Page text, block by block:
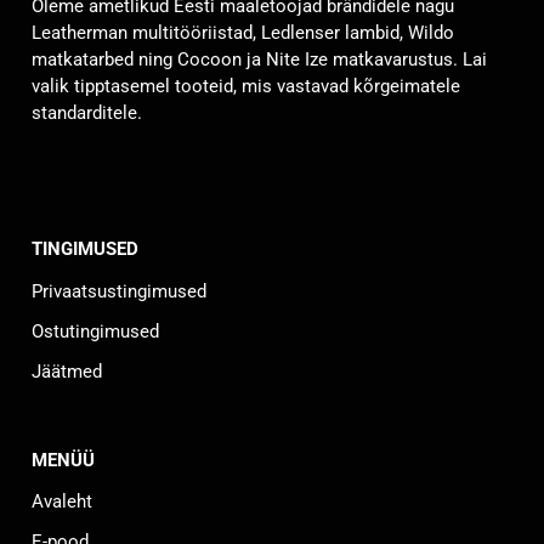
teha
tootelehel.
Oleme ametlikud Eesti maaletoojad brändidele nagu
Leatherman multitööriistad, Ledlenser lambid, Wildo
matkatarbed ning Cocoon ja Nite Ize matkavarustus. Lai
valik tipptasemel tooteid, mis vastavad kõrgeimatele
standarditele.
TINGIMUSED
Privaatsustingimused
Ostutingimused
Jäätmed
MENÜÜ
Avaleht